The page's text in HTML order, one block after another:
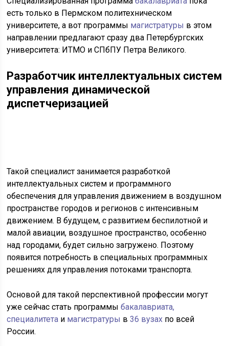
есть только в Пермском политехническом
университете, а вот программы магистратуры в этом
направлении предлагают сразу два Петербургских
университета: ИТМО и СПбПУ Петра Великого.
Разработчик интеллектуальных систем
управления динамической
диспетчеризацией
Такой специалист занимается разработкой
интеллектуальных систем и программного
обеспечения для управления движением в воздушном
пространстве городов и регионов с интенсивным
движением. В будущем, с развитием беспилотной и
малой авиации, воздушное пространство, особенно
над городами, будет сильно загружено. Поэтому
появится потребность в специальных программных
решениях для управления потоками транспорта.
Основой для такой перспективной профессии могут
уже сейчас стать программыбакалавриата,
специалитета и магистратуры в36 вузах по всей
России.